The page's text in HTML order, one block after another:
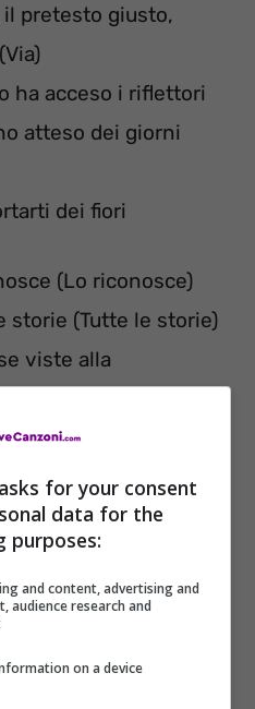
pretesto giusto,
ha acceso i riflettori
atteso dei giorni
dei fiori
(Lo riconosce)
(Tutte le storie)
viste alla
i soldi nella
(Azione)
persone
(Versione)
questione
for your consent
data for the
purposes:
and content, advertising and
audience research and
on a device